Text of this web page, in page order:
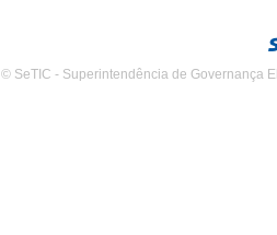
© SeTIC - Superintendência de Governança